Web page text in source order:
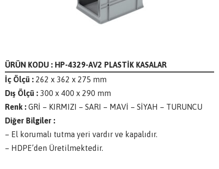
ÜRÜN KODU : HP-4329-AV2 PLASTİK KASALAR
İç Ölçü : 262 x 362 x 275 mm
Dış Ölçü : 300 x 400 x 290 mm
Renk : GRİ – KIRMIZI – SARI – MAVİ – SİYAH – TURUNCU
Diğer Bilgiler :
– El korumalı tutma yeri vardır ve kapalıdır.
– HDPE’den Üretilmektedir.